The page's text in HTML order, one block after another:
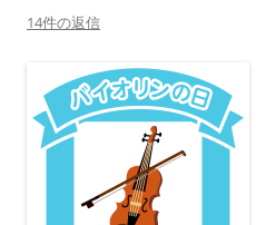
14件の返信